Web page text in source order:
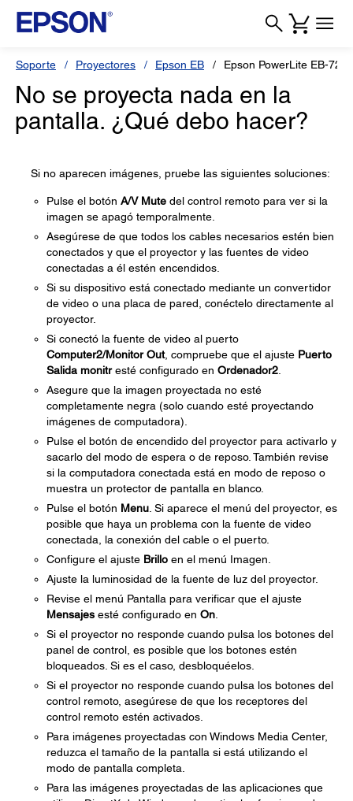
Soporte Proyectores Epson EB Epson PowerLite EB-
No se proyecta nada en la
pantalla. ¿Qué debo hacer?
Si no aparecen imágenes, pruebe las siguientes soluciones:
Pulse el botón A/V Mute del control remoto para ver si la
imagen se apagó temporalmente.
Asegúrese de que todos los cables necesarios estén bien
conectados y que el proyector y las fuentes de video
conectadas a él estén encendidos.
Si su dispositivo está conectado mediante un convertidor
de video o una placa de pared, conéctelo directamente al
proyector.
Si conectó la fuente de video al puerto
Computer2/Monitor Out, compruebe que el ajuste Puerto
Salida monitresté configurado en Ordenador2
Asegure que la imagen proyectada no esté
completamente negra (solo cuando esté proyectando
imágenes de computadora).
Pulse el botón de encendido del proyector para activarlo y
sacarlo del modo de espera o de reposo. También revise
si la computadora conectada está en modo de reposo o
muestra un protector de pantalla en blanco.
Pulse el botón Menu . Si aparece el menú del proyector, es
posible que haya un problema con la fuente de video
conectada, la conexión del cable o el puerto.
Configure el ajuste Brillo en el menú Imagen.
Ajuste la luminosidad de la fuente de luz del proyector.
Revise el menú Pantalla para verificar que el ajuste
Mensajes esté configurado en On
Si el proyector no responde cuando pulsa los botones del
panel de control, es posible que los botones estén
bloqueados. Si es el caso, desbloquéelos.
Si el proyector no responde cuando pulsa los botones del
control remoto, asegúrese de que los receptores del
control remoto estén activados.
Para imágenes proyectadas con Windows Media Center,
reduzca el tamaño de la pantalla si está utilizando el
modo de pantalla completa.
Para las imágenes proyectadas de las aplicaciones que